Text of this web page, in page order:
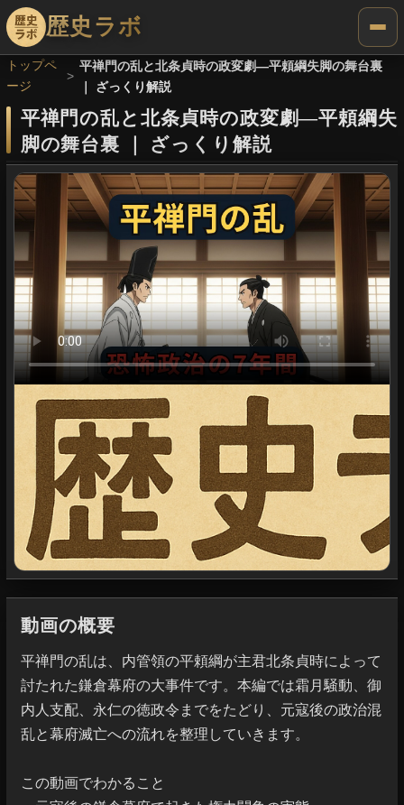
歴史ラボ
トップペ
ージ
平禅門の乱と北条貞時の政変劇―平頼綱失脚の舞台裏
｜ ざっくり解説
平禅門の乱と北条貞時の政変劇―平頼綱失
脚の舞台裏
ざっくり解説
動画の概要
平禅門の乱は、内管領の平頼綱が主君北条貞時によって
討たれた鎌倉幕府の大事件です。本編では霜月騒動、御
内人支配、永仁の徳政令までをたどり、元寇後の政治混
乱と幕府滅亡への流れを整理していきます。
この動画でわかること